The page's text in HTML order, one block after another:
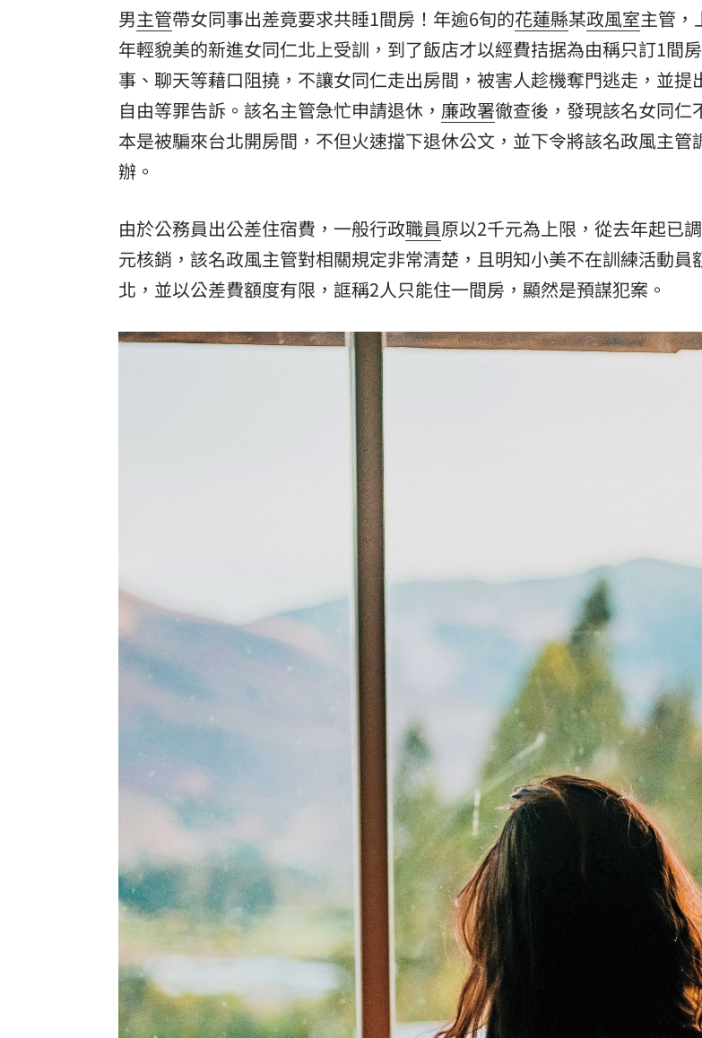
男主管帶女同事出差竟要求共睡1間房！年逾6旬的花蓮縣某政風室主管，
年輕貌美的新進女同仁北上受訓，到了飯店才以經費拮据為由稱只訂1間
事、聊天等藉口阻撓，不讓女同仁走出房間，被害人趁機奪門逃走，並提
自由等罪告訴。該名主管急忙申請退休， 廉政署徹查後，發現該名女同仁
本是被騙來台北開房間，不但火速擋下退休公文，並下令將該名政風主管
辦。
由於公務員出公差住宿費，一般行政職員原以2千元為上限，從去年起已
元核銷，該名政風主管對相關規定非常清楚，且明知小美不在訓練活動員
北，並以公差費額度有限，誆稱2人只能住一間房，顯然是預謀犯案。